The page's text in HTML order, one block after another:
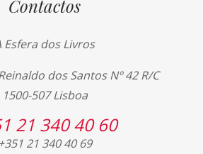
Contactos
Esfera dos Livros
dos Santos Nº 42 R/C
1500-507 Lisboa
21 340 40 60
+351 21 340 40 69